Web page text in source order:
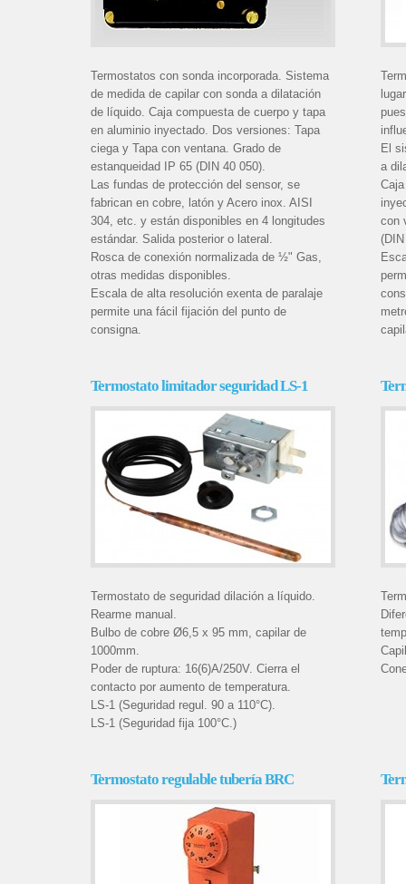
Termostatos con sonda incorporada. Sistema
de medida de capilar con sonda a dilatación
de líquido. Caja compuesta de cuerpo y tapa
en aluminio inyectado. Dos versiones: Tapa
ciega y Tapa con ventana. Grado de
estanqueidad IP 65 (DIN 40 050).
Las fundas de protección del sensor, se
fabrican en cobre, latón y Acero inox. AISI
304, etc. y están disponibles en 4 longitudes
estándar. Salida posterior o lateral.
Rosca de conexión normalizada de ½" Gas,
otras medidas disponibles.
Escala de alta resolución exenta de paralaje
permite una fácil fijación del punto de
consigna.
El
a
con
Termostato limitador seguridad LS-1
Termostato de seguridad dilación a líquido.
Rearme manual.
Bulbo de cobre Ø6,5 x 95 mm, capilar de
1000mm.
Poder de ruptura: 16(6)A/250V. Cierra el
contacto por aumento de temperatura.
LS-1 (Seguridad regul. 90 a 110°C).
LS-1 (Seguridad fija 100°C.)
Termostato regulable tubería BRC